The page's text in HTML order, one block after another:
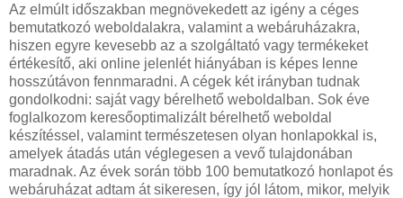
Az elmúlt időszakban megnövekedett az igény a céges
bemutatkozó weboldalakra, valamint a webáruházakra,
hiszen egyre kevesebb az a szolgáltató vagy termékeket
értékesítő, aki online jelenlét hiányában is képes lenne
hosszútávon fennmaradni. A cégek két irányban tudnak
gondolkodni: saját vagy bérelhető weboldalban. Sok éve
foglalkozom keresőoptimalizált bérelhető weboldal
készítéssel, valamint természetesen olyan honlapokkal is,
amelyek átadás után véglegesen a vevő tulajdonában
maradnak. Az évek során több 100 bemutatkozó honlapot és
webáruházat adtam át sikeresen, így jól látom, mikor, melyik